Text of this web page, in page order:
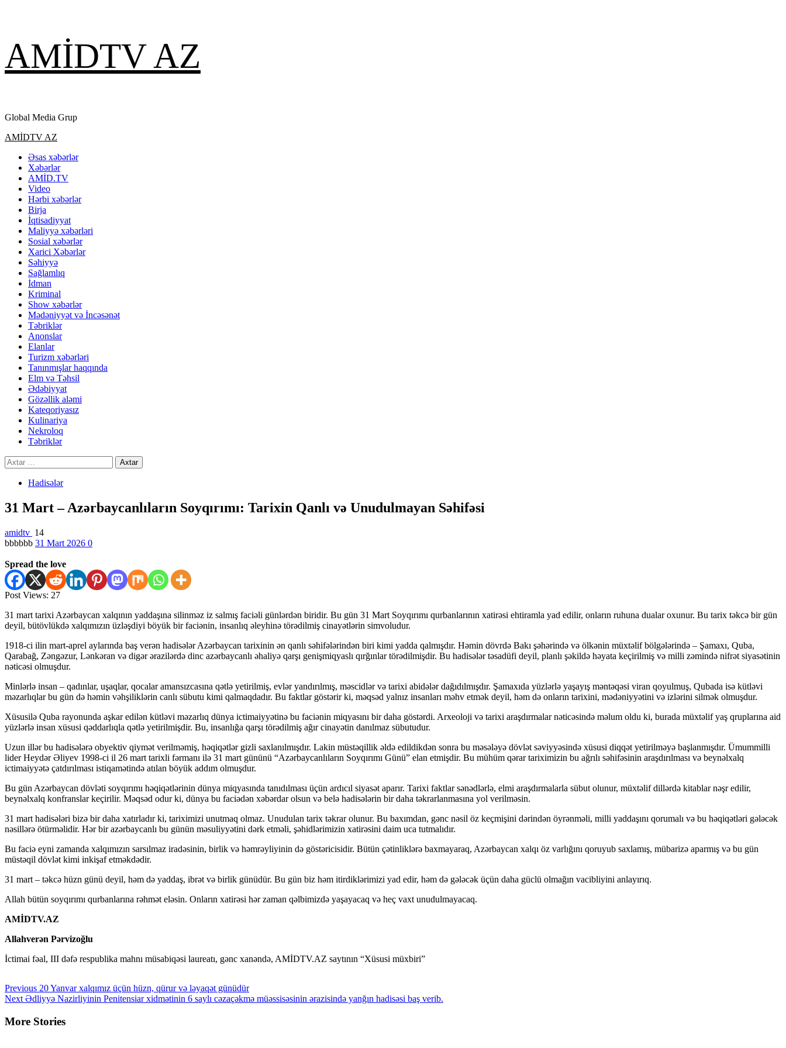
content
AMİDTV AZ
Global Media Grup
Primary
AMİDTV AZ
Əsas xəbərlər
Xəbərlər
AMİD.TV
Video
Hərbi xəbərlər
Birja
İqtisadiyyat
Maliyyə xəbərləri
Sosial xəbərlər
Xarici Xəbərlər
Səhiyyə
Sağlamlıq
İdman
Kriminal
Show xəbərlər
Mədəniyyət və İncəsənət
Təbriklər
Anonslar
Elanlar
Turizm xəbərləri
Tanınmışlar haqqında
Elm və Təhsil
Ədəbiyyat
Gözəllik aləmi
Kateqoriyasız
Kulinariya
Nekroloq
Təbriklər
Axtarış:
Hadisələr
31 Mart – Azərbaycanlıların Soyqırımı: Tarixin Qanlı və Unudulmayan Səhifəsi
amidtv 14
bbbbbb 31 Mart 2026 0
Spread the love
Post Views: 27
31 mart tarixi Azərbaycan xalqının yaddaşına silinməz iz salmış faciəli günlərdən biridir. Bu gün 31 Mart Soyqırımı qurbanlarının xatirəsi ehtiramla yad edilir, onların ruhuna dualar oxunur. Bu tarix təkcə bir gün
deyil, bütövlükdə xalqımızın üzləşdiyi böyük bir faciənin, insanlıq əleyhinə törədilmiş cinayətlərin simvoludur.
1918-ci ilin mart-aprel aylarında baş verən hadisələr Azərbaycan tarixinin ən qanlı səhifələrindən biri kimi yadda qalmışdır. Həmin dövrdə Bakı şəhərində və ölkənin müxtəlif bölgələrində – Şamaxı, Quba,
Qarabağ, Zəngəzur, Lənkəran və digər ərazilərdə dinc azərbaycanlı əhaliyə qarşı genişmiqyaslı qırğınlar törədilmişdir. Bu hadisələr təsadüfi deyil, planlı şəkildə həyata keçirilmiş və milli zəmində nifrət siyasətinin
nəticəsi olmuşdur.
Minlərlə insan – qadınlar, uşaqlar, qocalar amansızcasına qətlə yetirilmiş, evlər yandırılmış, məscidlər və tarixi abidələr dağıdılmışdır. Şamaxıda yüzlərlə yaşayış məntəqəsi viran qoyulmuş, Qubada isə kütləvi
məzarlıqlar bu gün də həmin vəhşiliklərin canlı sübutu kimi qalmaqdadır. Bu faktlar göstərir ki, məqsəd yalnız insanları məhv etmək deyil, həm də onların tarixini, mədəniyyətini və izlərini silmək olmuşdur.
Xüsusilə Quba rayonunda aşkar edilən kütləvi məzarlıq dünya ictimaiyyətinə bu faciənin miqyasını bir daha göstərdi. Arxeoloji və tarixi araşdırmalar nəticəsində məlum oldu ki, burada müxtəlif yaş qruplarına aid
yüzlərlə insan xüsusi qəddarlıqla qətlə yetirilmişdir. Bu, insanlığa qarşı törədilmiş ağır cinayətin danılmaz sübutudur.
Uzun illər bu hadisələrə obyektiv qiymət verilməmiş, həqiqətlər gizli saxlanılmışdır. Lakin müstəqillik əldə edildikdən sonra bu məsələyə dövlət səviyyəsində xüsusi diqqət yetirilməyə başlanmışdır. Ümummilli
lider Heydər Əliyev 1998-ci il 26 mart tarixli fərmanı ilə 31 mart gününü “Azərbaycanlıların Soyqırımı Günü” elan etmişdir. Bu mühüm qərar tariximizin bu ağrılı səhifəsinin araşdırılması və beynəlxalq
ictimaiyyətə çatdırılması istiqamətində atılan böyük addım olmuşdur.
Bu gün Azərbaycan dövləti soyqırımı həqiqətlərinin dünya miqyasında tanıdılması üçün ardıcıl siyasət aparır. Tarixi faktlar sənədlərlə, elmi araşdırmalarla sübut olunur, müxtəlif dillərdə kitablar nəşr edilir,
beynəlxalq konfranslar keçirilir. Məqsəd odur ki, dünya bu faciədən xəbərdar olsun və belə hadisələrin bir daha təkrarlanmasına yol verilməsin.
31 mart hadisələri bizə bir daha xatırladır ki, tariximizi unutmaq olmaz. Unudulan tarix təkrar olunur. Bu baxımdan, gənc nəsil öz keçmişini dərindən öyrənməli, milli yaddaşını qorumalı və bu həqiqətləri gələcək
nəsillərə ötürməlidir. Hər bir azərbaycanlı bu günün məsuliyyətini dərk etməli, şəhidlərimizin xatirəsini daim uca tutmalıdır.
Bu faciə eyni zamanda xalqımızın sarsılmaz iradəsinin, birlik və həmrəyliyinin də göstəricisidir. Bütün çətinliklərə baxmayaraq, Azərbaycan xalqı öz varlığını qoruyub saxlamış, mübarizə aparmış və bu gün
müstəqil dövlət kimi inkişaf etməkdədir.
31 mart – təkcə hüzn günü deyil, həm də yaddaş, ibrət və birlik günüdür. Bu gün biz həm itirdiklərimizi yad edir, həm də gələcək üçün daha güclü olmağın vacibliyini anlayırıq.
Allah bütün soyqırımı qurbanlarına rəhmət eləsin. Onların xatirəsi hər zaman qəlbimizdə yaşayacaq və heç vaxt unudulmayacaq.
AMİDTV.AZ
Allahverən Pərvizoğlu
İctimai fəal, III dəfə respublika mahnı müsabiqəsi laureatı, gənc xanəndə, AMİDTV.AZ saytının “Xüsusi müxbiri”
Continue
Reading
Previous 20 Yanvar xalqımız üçün hüzn, qürur və ləyaqət günüdür
Next Ədliyyə Nazirliyinin Penitensiar xidmətinin 6 saylı cəzaçəkmə müəssisəsinin ərazisində yanğın hadisəsi baş verib.
More Stories